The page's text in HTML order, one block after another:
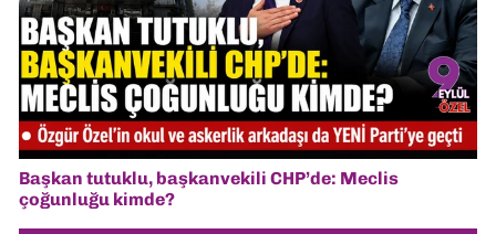
Başkan tutuklu, başkanvekili CHP’de: Meclis
çoğunluğu kimde?